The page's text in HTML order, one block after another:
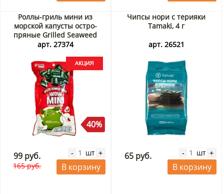
Роллы-гриль мини из
морской капусты остро-
пряные Grilled Seaweed
Snack Wow Mini Hot Spicy
Акция
арт. 27374
40%
99 руб.
165 руб.
- шт +
В корзину
Чипсы нори с терияки
Tamaki, 4 г
арт. 26521
65 руб. - шт +
В корзину